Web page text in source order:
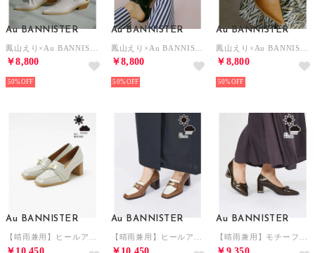
Au BANNISTER
￥8,800
50%
Au BANNISTER
￥8,800
50%
Au BANNISTER
￥8,800
50%
Au BANNISTER Au BANNISTER Au BANNISTER